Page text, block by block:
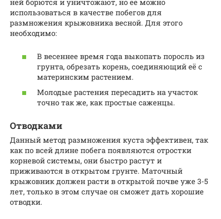
ней борются и уничтожают, но ее можно
использоваться в качестве побегов для
размножения крыжовника весной. Для этого
необходимо:
В весеннее время года выкопать поросль из
грунта, обрезать корень, соединяющий её с
материнским растением.
Молодые растения пересадить на участок
точно так же, как простые саженцы.
Отводками
Данный метод размножения куста эффективен, так
как по всей длине побега появляются отростки
корневой системы, они быстро растут и
приживаются в открытом грунте. Маточный
крыжовник должен расти в открытой почве уже 3-5
лет, только в этом случае он сможет дать хорошие
отводки.